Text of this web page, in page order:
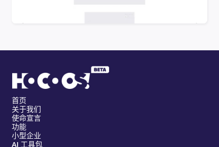
首页
关于我们
使命宣言
功能
小型企业
AI 工具包